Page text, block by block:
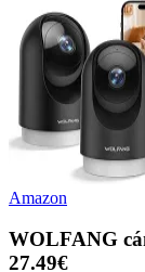
Amazon
WOLFANG
27.49€